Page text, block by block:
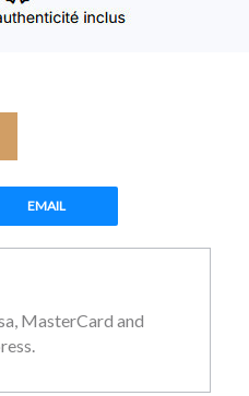
EMAIL
MasterCard and